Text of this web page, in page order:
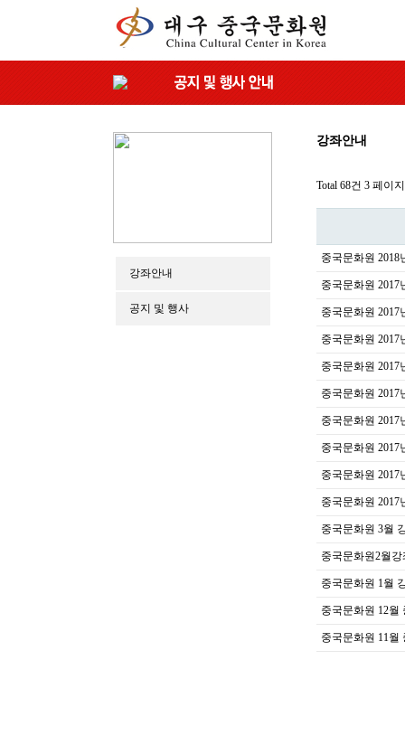
강좌안내
공지 및 행사
강좌안내
Total 68건 3 페이지
중국문화원
중국문화원
중국문화원
중국문화원
중국문화원
중국문화원
중국문화원
중국문화원
중국문화원
중국문화원
중국문화원 3월
중국문화원2월
중국문화원 1월
중국문화원 12월
중국문화원 11